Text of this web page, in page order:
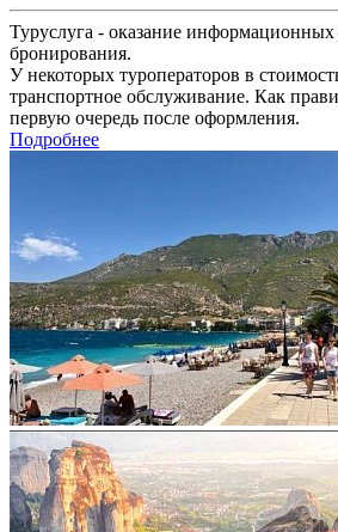
Туруслуга - оказание информационных
бронирования.
У некоторых туроператоров в
транспортное обслуживание. Как
первую очередь после оформления.
Подробнее